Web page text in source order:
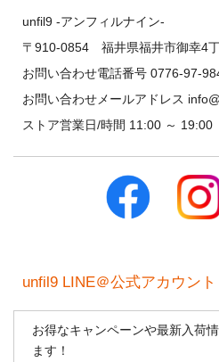
unfil9 -アンフィルナイン-
〒910-0854 福井県福井市御幸4
お問い合わせ電話番号 0776-97-
お問い合わせメールアドレス
ストア営業日/時間 11:00 ～ 19:00
unfil9 LINE＠公式アカウント
お得なキャンペーンや最新入荷
ます！